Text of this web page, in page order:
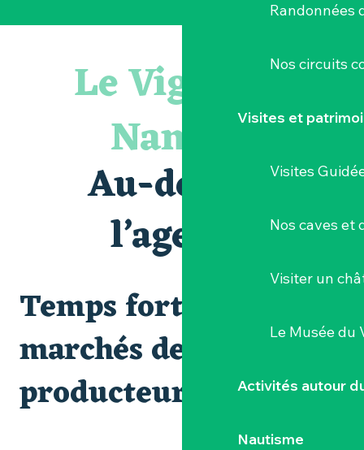
Randonnées
Nos circuits
Visites et
Visites
Nos caves et
Visiter un
Le Musée du
Activités autour
Nautisme
Visite guidée : les essentiels de Clisson
Visite guidée « Histoire d'un jardin pittoresque »
« Veduta, les palais oubliés d'Italie » Thomas Jorion
Le bleu dans tous ses états
Visites et dégustations
Escapade sensorielle pour enfants savants ....
Visite guidée « Au cœur de la forteresse »
Balade semi nocturne en canoë-kayak
Le Vignoble
Nantais
Au-delà de
l’agenda
Temps forts et
marchés de
producteurs